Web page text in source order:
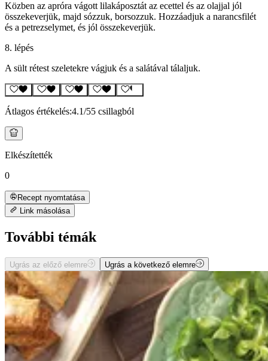
Közben az apróra vágott lilakáposztát az ecettel és az olajjal jól
összekeverjük, majd sózzuk, borsozzuk. Hozzáadjuk a narancsfilét
és a petrezselymet, és jól összekeverjük.
8. lépés
A sült rétest szeletekre vágjuk és a salátával tálaljuk.
Átlagos értékelés:4.1/55 csillagból
Elkészítették
0
Recept nyomtatása
Link másolása
További témák
Ugrás az előző elemre Ugrás a következő elemre